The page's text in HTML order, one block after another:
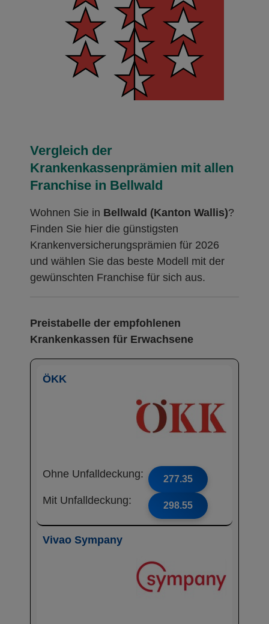
Vergleich der
Krankenkassenprämien mit allen
Franchise in Bellwald
Wohnen Sie in Bellwald (Kanton Wallis)?
Finden Sie hier die günstigsten
Krankenversicherungsprämien für 2026
und wählen Sie das beste Modell mit der
gewünschten Franchise für sich aus.
Preistabelle der empfohlenen
Krankenkassen für Erwachsene
ÖKK
Ohne Unfalldeckung: 277.35
Mit Unfalldeckung: 298.55
Vivao Sympany